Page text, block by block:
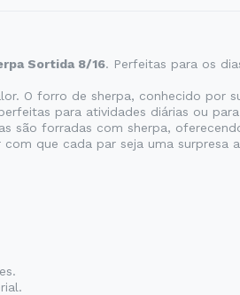
Sortida 8/16. Perfeitas para os
O forro de sherpa, conhecido por
para atividades diárias ou
são forradas com sherpa,
que cada par seja uma surpresa